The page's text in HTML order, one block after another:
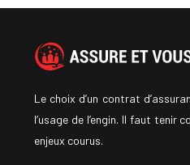
Le choix d’un contrat
l’usage de l’engin. Il faut
enjeux courus.